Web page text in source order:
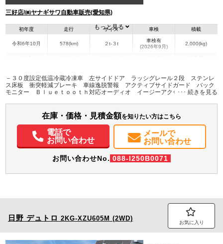
三好店/㈱ヤナギサワ自動車販売(愛知県)
初年度
令和6年10月
走行
578(km)
サイズ
２t-３t
車検
車検有
(2026年9月)
積載
2,000(kg)
愛知県
W:1,670
H:1,790
W:1,880
H:2,830
無
パワステ パワーウィンドウ ABS エアバッグ
集中ドアロック
バックモニター
取扱説明書（一部含む） メンテナンスノート（保証書）
もっと見る
－３０度設定低温冷蔵冷凍車 左サイドドア ラッシグレール２段 ステンレ
ス床板 衝突軽減ブレーキ 車線逸脱警報 アクティブサイドガード バック
モニター Ｂｌｕｅｔｏｏｔｈ対応オーディオ イージーアクセスキー ５Ｍ
在庫・価格・見積金額を知りたい方はこちら
電話で
お問い合わせ
メールで
お問い合わせ
お問い合わせNo. 088-I250B0071
日野 デュトロ 2KG-XZU605M (2WD)
お気に入り